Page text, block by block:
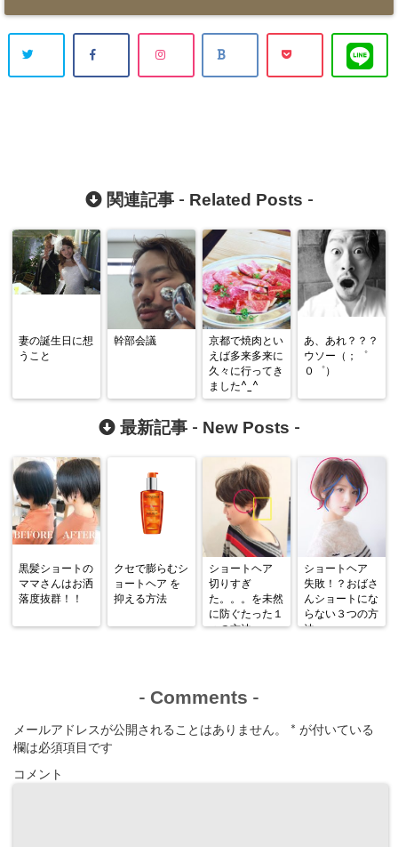
関連記事 - Related Posts -
妻の誕生日に想
うこと
幹部会議
京都で焼肉とい
えば多来多来に
久々に行ってき
ました^_^
あ、あれ？？？
ウソー（；゜
０゜）
最新記事 - New Posts -
黒髪ショートの
ママさんはお洒
落度抜群！！
クセで膨らむシ
ョートヘア を
抑える方法
ショートヘア
切りすぎ
た。。。を未然
に防ぐたった１
つの方法
ショートヘア
失敗！？おばさ
んショートにな
らない３つの方
法
- Comments -
メールアドレスが公開されることはありません。 * が付いている
欄は必須項目です
コメント